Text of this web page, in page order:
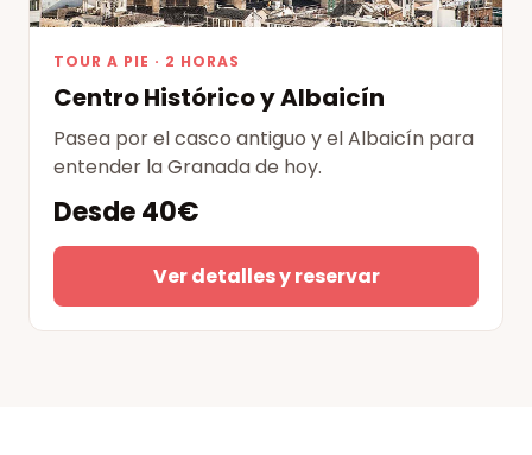
TOUR A PIE · 2 HORAS
Centro Histórico y Albaicín
Pasea por el casco antiguo y el Albaicín para
entender la Granada de hoy.
Desde 40€
Ver detalles y reservar